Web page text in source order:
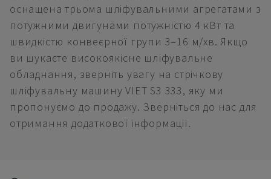
оснащена трьома шліфувальними агрегатами з
потужними двигунами потужністю 4 кВт та
швидкістю конвеєрної групи 3–16 м/хв. Якщо
ви шукаєте високоякісне шліфувальне
обладнання, зверніть увагу на стрічкову
шліфувальну машину VIET S3 333, яку ми
пропонуємо до продажу. Зверніться до нас для
отримання додаткової інформації.